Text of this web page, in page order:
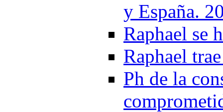
y España.
Raphael se
Raphael
Ph de la